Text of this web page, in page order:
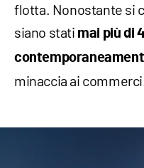
flotta. Nonostante si
siano stati mai più di
minaccia ai